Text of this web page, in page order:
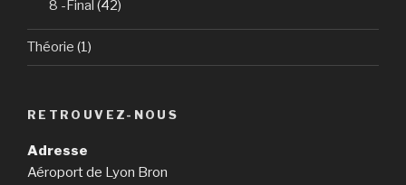
8 -Final (42)
Théorie (1)
RETROUVEZ-NOUS
Adresse
Aéroport de Lyon Bron